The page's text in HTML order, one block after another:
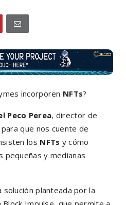
incorporen NFTs?
Peco Perea, director de
que nos cuente de
los NFTs y cómo
pequeñas y medianas
solución planteada por la